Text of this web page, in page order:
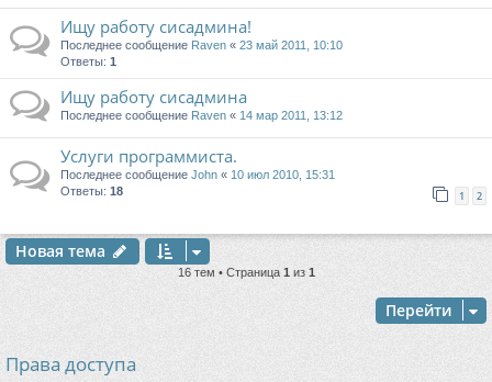
Ищу работу сисадмина!
Последнее сообщение Raven « 23 май 2011, 10:10
Ответы: 1
Ищу работу сисадмина
Последнее сообщение Raven « 14 мар 2011, 13:12
Услуги программиста.
Последнее сообщение John « 10 июл 2010, 15:31
Ответы: 18 1 2
Новая тема
16 тем • Страница 1 из 1
Перейти
Права доступа